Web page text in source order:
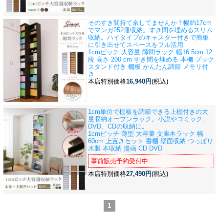
そのすき間持て余してませんか？幅約17cm
でマンガ252冊収納。すき間を埋めるスリム
収納。ハイタイプのキャスター付きで簡単
に引き出せてスペースをフル活用
1cmピッチ 大容量 隙間ラック 幅16.5cm 12
段 高さ 200 cm すき間を埋める 本棚 ブック
スタンド付き 棚板 かんたん調節 メモリ付
き
本店特別価格16,940円(税込)
1cm単位で棚板を調節できる上棚付きの大
量収納オープンラック。小説やコミック、
DVD、CDの収納に。
1cmピッチ 薄型 大容量 文庫本ラック 幅
60cm 上置きセット 書棚 壁面収納 つっぱり
木製 本収納 漫画 CD DVD
事前販売予約受付中
本店特別価格27,490円(税込)
1